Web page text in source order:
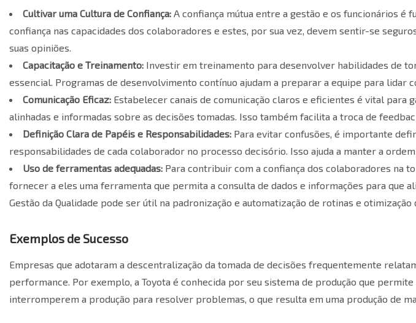
Cultivar uma Cultura de Confiança: A confiança mútua entre a gestão e os funcionários é
confiança nas capacidades dos colaboradores e estes, por sua vez, devem sentir-se
suas opiniões.
Capacitação e Treinamento: Investir em treinamento para desenvolver habilidades de
essencial. Programas de desenvolvimento contínuo ajudam a preparar a equipe para lidar
Comunicação Eficaz: Estabelecer canais de comunicação claros e eficientes é vital para
alinhadas e informadas sobre as decisões tomadas. Isso também facilita a troca de
Definição Clara de Papéis e Responsabilidades: Para evitar confusões, é importante
responsabilidades de cada colaborador no processo decisório. Isso ajuda a manter a
Uso de ferramentas adequadas: Para contribuir com a confiança dos colaboradores na
fornecer a eles uma ferramenta que permita a consulta de dados e informações para que
Gestão da Qualidade pode ser útil na padronização e automatização de rotinas e
Exemplos de Sucesso
Empresas que adotaram a descentralização da tomada de decisões frequentemente
performance. Por exemplo, a Toyota é conhecida por seu sistema de produção que
interromperem a produção para resolver problemas, o que resulta em uma produção de